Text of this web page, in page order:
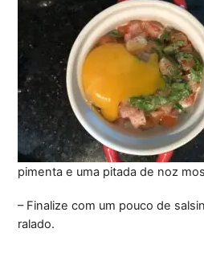
pimenta e uma pitada de noz
– Finalize com um pouco de
ralado.